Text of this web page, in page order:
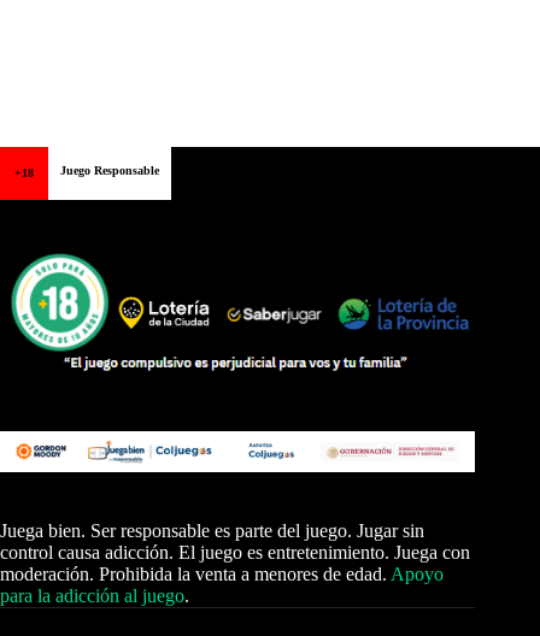
+18 Juego Responsable
Juega bien. Ser responsable es parte del juego. Jugar sin
control causa adicción. El juego es entretenimiento. Juega con
moderación. Prohibida la venta a menores de edad. Apoyo
para la adicción al juego.